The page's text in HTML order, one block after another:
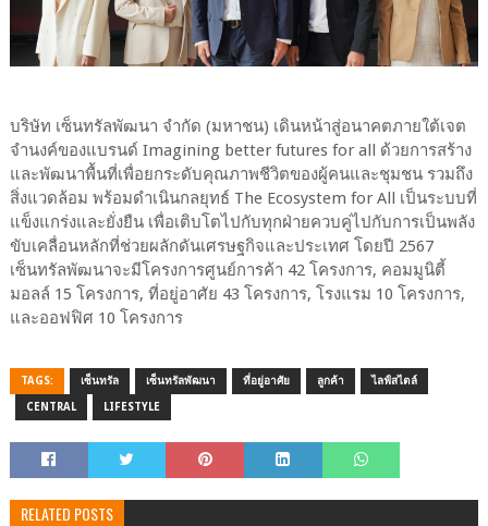
บริษัท เซ็นทรัลพัฒนา จำกัด (มหาชน) เดินหน้าสู่อนาคตภายใต้เจต
จำนงค์ของแบรนด์ Imagining better futures for all ด้วยการสร้าง
และพัฒนาพื้นที่เพื่อยกระดับคุณภาพชีวิตของผู้คนและชุมชน รวมถึง
สิ่งแวดล้อม พร้อมดำเนินกลยุทธ์ The Ecosystem for All เป็นระบบที่
แข็งแกร่งและยั่งยืน เพื่อเติบโตไปกับทุกฝ่ายควบคู่ไปกับการเป็นพลัง
ขับเคลื่อนหลักที่ช่วยผลักดันเศรษฐกิจและประเทศ โดยปี 2567
เซ็นทรัลพัฒนาจะมีโครงการศูนย์การค้า 42 โครงการ, คอมมูนิตี้
มอลล์ 15 โครงการ, ที่อยู่อาศัย 43 โครงการ, โรงแรม 10 โครงการ,
และออฟฟิศ 10 โครงการ
TAGS: เซ็นทรัล เซ็นทรัลพัฒนา ที่อยู่อาศัย ลูกค้า ไลฟ์สไตล์
CENTRAL LIFESTYLE
RELATED POSTS